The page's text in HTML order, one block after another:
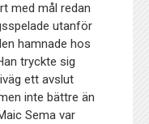
med mål redan
utanför
hamnade hos
tryckte sig
ett avslut
inte bättre än
Sema var